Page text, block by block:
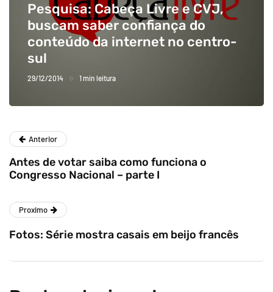
Pesquisa: Cabeça Livre e CVJ,
buscam saber confiança do
conteúdo da internet no centro-
sul
29/12/2014 1 min leitura
Anterior
Antes de votar saiba como funciona o
Congresso Nacional – parte I
Proximo
Fotos: Série mostra casais em beijo francês